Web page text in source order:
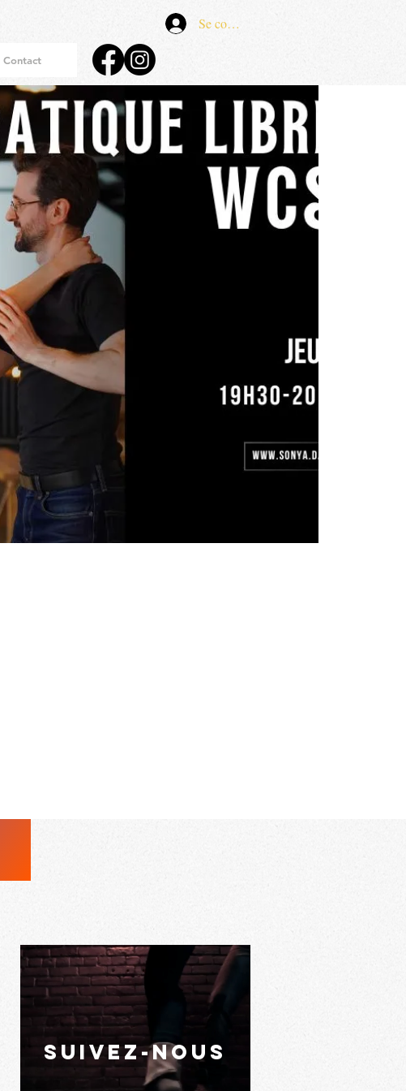
Se connecter
Contact
suivez-nous